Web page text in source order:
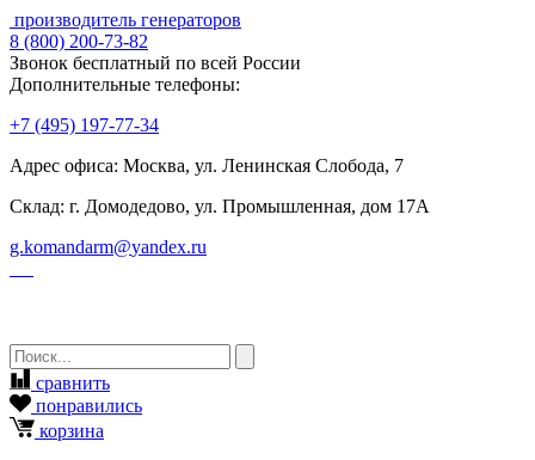
производитель генераторов
8 (800) 200-73-82
Звонок бесплатный по всей России
Дополнительные телефоны:
+7 (495) 197-77-34
Адрес офиса: Москва, ул. Ленинская Слобода, 7
Склад: г. Домодедово, ул. Промышленная, дом 17А
g.komandarm@yandex.ru
сравнить
понравились
корзина